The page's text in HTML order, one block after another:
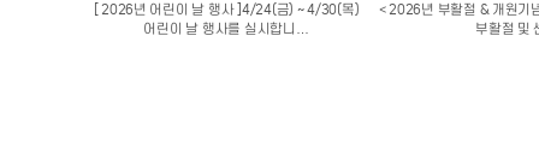
[ 2026년 어린이 날 행사 ]4/24(금) ~ 4/30(목)
어린이 날 행사를 실시합니…
< 2026년 부활절 & 개원기
부활절 및